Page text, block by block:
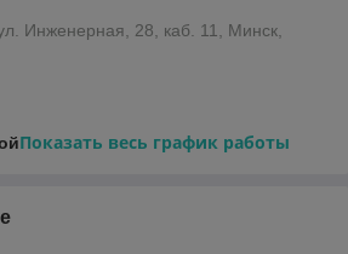
Инженерная, 28, каб. 11, Минск,
Показать весь график работы